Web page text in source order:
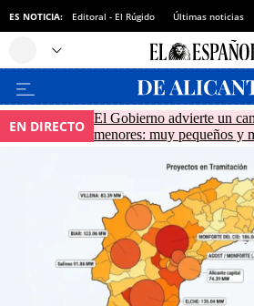
ES NOTICIA: Editoral - El Rúgido Últimas noticias
EN DIRECTO El Gobierno advierte un
menores: muy pequeños y